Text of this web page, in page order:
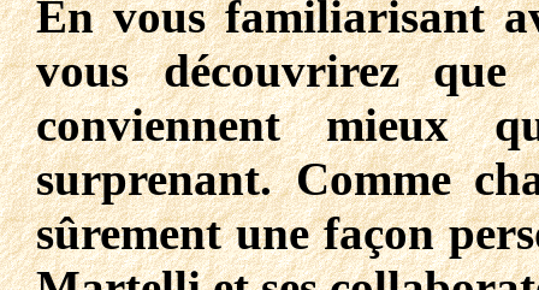
En vous familiarisant
vous découvrirez que
conviennent mieux
surprenant. Comme
sûrement une façon